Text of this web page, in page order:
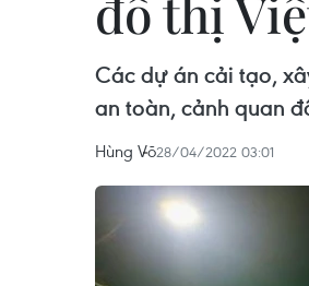
Các dự án cải tạo,
an toàn, cảnh quan
Hùng Võ28/04/2022 03:01